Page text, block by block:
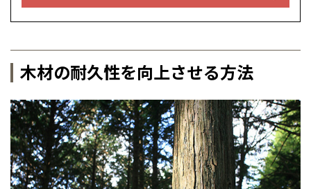
木材の耐久性を向上させる方法